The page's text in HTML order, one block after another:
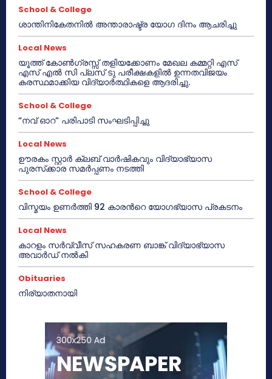
School & College
ശാന്തിനികേതനിൽ അന്താരാഷ്ട്ര യോഗ ദിനം ആചരിച്ചു
Local News
യൂത്ത് കോൺഗ്രസ്സ് തളിയക്കോണം മേഖല കമ്മറ്റി എസ്
എസ് എൽ സി പ്ലസ് ടു പരീക്ഷകളിൽ ഉന്നതവിജയം
കരസ്ഥമാക്കിയ വിദ്യാർത്ഥികളെ ആദരിച്ചു.
School & College
“നവ് ഓറ” പരിപാടി സംഘടിപ്പിച്ചു
Local News
ഊരകം സ്റ്റാർ ക്ലബ് വാർഷികവും വിദ്യാഭ്യാസ
പുരസ്‌ക്കാര സമർപ്പണം നടത്തി
School & College
വിസ്മയം ഉണർത്തി 92 കാരൻറെ യോഗഭ്യാസ പ്രകടനം
Local News
കാറളം സർവ്വീസ് സഹകരണ ബാങ്ക് വിദ്യാഭ്യാസ
അവാർഡ് നൽകി
Obituaries
നിര്യാതനായി